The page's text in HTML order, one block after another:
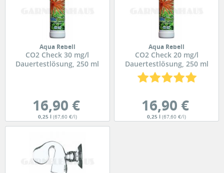
Aqua Rebell
CO2 Check 30 mg/l
Dauertestlösung, 250 ml
16,90 €
0,25 l (67,60 €/l)
Aqua Rebell
CO2 Check 20 mg/l
Dauertestlösung, 250 ml
16,90 €
0,25 l(67,60 €/l)